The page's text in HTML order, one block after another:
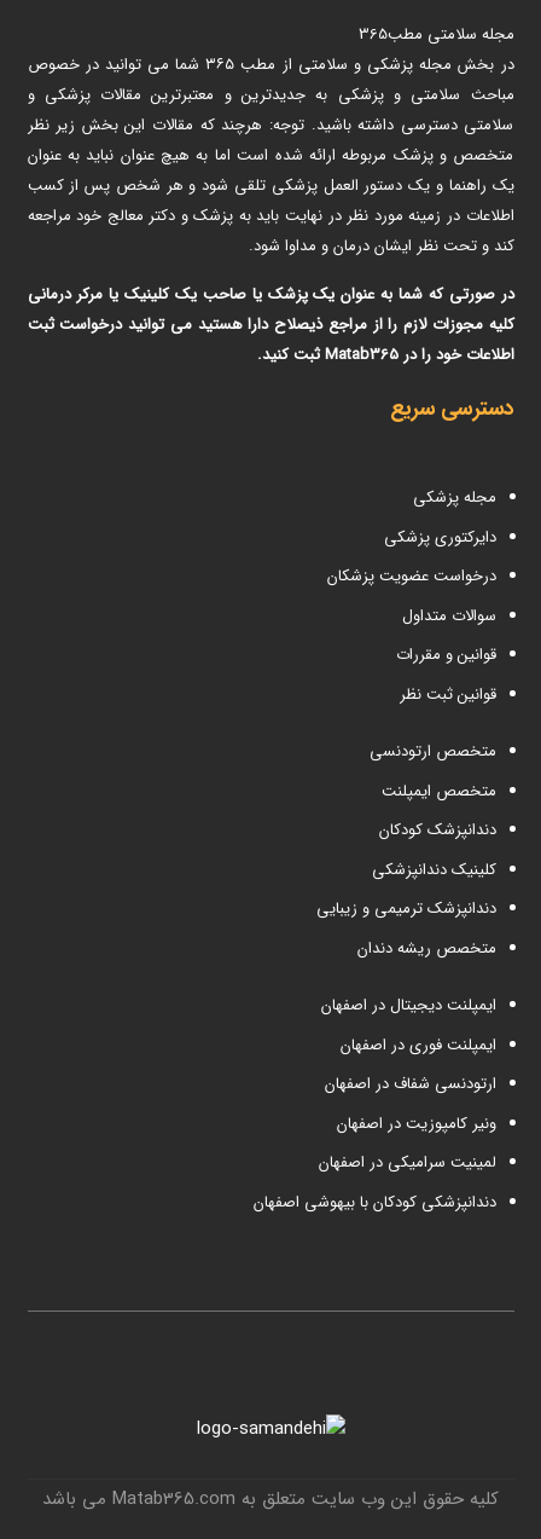
مجله سلامتی مطب365
در بخش مجله پزشکی و سلامتی از مطب ۳۶۵ شما می توانید در خصوص
مباحث سلامتی و پزشکی به جدیدترین و معتبرترین مقالات پزشکی و
سلامتی دسترسی داشته باشید. توجه: هرچند که مقالات این بخش زیر نظر
متخصص و پزشک مربوطه ارائه شده است اما به هیچ عنوان نباید به عنوان
یک راهنما و یک دستور العمل پزشکی تلقی شود و هر شخص پس از کسب
اطلاعات در زمینه مورد نظر در نهایت باید به پزشک و دکتر معالج خود مراجعه
کند و تحت نظر ایشان درمان و مداوا شود.
در صورتی که شما به عنوان یک پزشک یا صاحب یک کلینیک یا مرکر درمانی
کلیه مجوزات لازم را از مراجع ذیصلاح دارا هستید می توانید درخواست ثبت
اطلاعات خود را در Matab365 ثبت کنید.
دسترسی سریع
مجله پزشکی
دایرکتوری پزشکی
درخواست عضویت پزشکان
سوالات متداول
قوانین و مقررات
قوانین ثبت نظر
متخصص ارتودنسی
متخصص ایمپلنت
دندانپزشک کودکان
کلینیک دندانپزشکی
دندانپزشک ترمیمی و زیبایی
متخصص ریشه دندان
ایمپلنت دیجیتال در اصفهان
ایمپلنت فوری در اصفهان
ارتودنسی شفاف در اصفهان
ونیر کامپوزیت در اصفهان
لمینیت سرامیکی در اصفهان
دندانپزشکی کودکان با بیهوشی اصفهان
کلیه حقوق این وب سایت متعلق به Matab365.com می باشد